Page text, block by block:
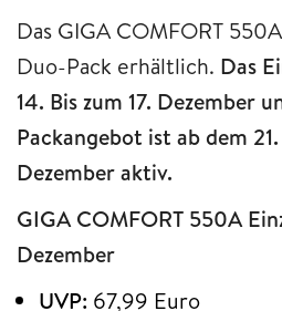
Das GIGA COMFORT
Duo-Pack erhältlich. Das
14. Bis zum 17. Dezember
Packangebot ist ab dem
Dezember aktiv.
GIGA COMFORT 550A
Dezember
UVP: 67,99 Euro